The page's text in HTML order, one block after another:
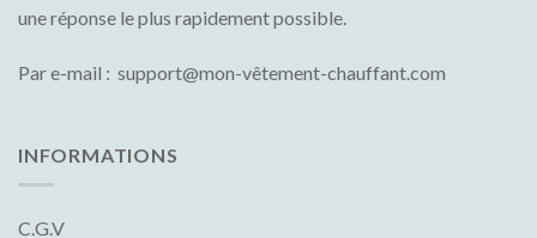
une réponse le plus rapidement possible.
Par e-mail : support@mon-vêtement-chauffant.com
INFORMATIONS
C.G.V